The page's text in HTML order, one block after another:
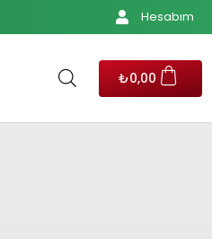
Hesabım
₺0,00